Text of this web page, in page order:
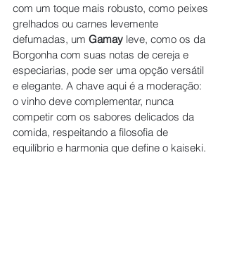
com um toque mais robusto, como peixes
grelhados ou carnes levemente
defumadas, um Gamay leve, como os da
Borgonha com suas notas de cereja e
especiarias, pode ser uma opção versátil
e elegante. A chave aqui é a moderação:
o vinho deve complementar, nunca
competir com os sabores delicados da
comida, respeitando a filosofia de
equilíbrio e harmonia que define o kaiseki.